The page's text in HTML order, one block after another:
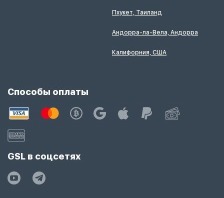
Пхукет, Таиланд
Андорра-ла-Вела, Андорра
Калифорния, США
Способы оплаты
GSL в соцсетях